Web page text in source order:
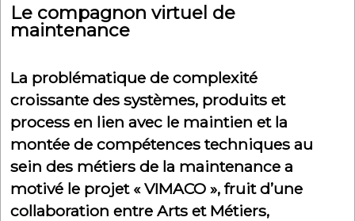
Le compagnon virtuel de
maintenance
La problématique de complexité
croissante des systèmes, produits et
process en lien avec le maintien et la
montée de compétences techniques au
sein des métiers de la maintenance a
motivé le projet « VIMACO », fruit d’une
collaboration entre Arts et Métiers,